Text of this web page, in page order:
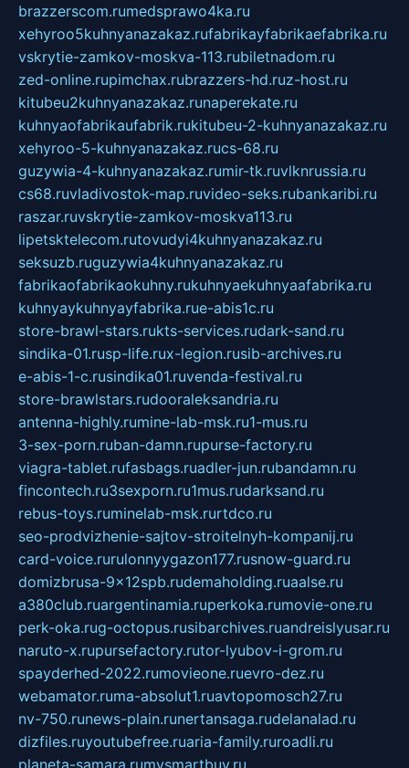
brazzerscom.rumedsprawo4ka.ru
xehyroo5kuhnyanazakaz.rufabrikayfabrikaefabrika.ru
vskrytie-zamkov-moskva-113.rubiletnadom.ru
zed-online.rupimchax.rubrazzers-hd.ruz-host.ru
kitubeu2kuhnyanazakaz.runaperekate.ru
kuhnyaofabrikaufabrik.rukitubeu-2-kuhnyanazakaz.ru
xehyroo-5-kuhnyanazakaz.rucs-68.ru
guzywia-4-kuhnyanazakaz.rumir-tk.ruvlknrussia.ru
cs68.ruvladivostok-map.ruvideo-seks.rubankaribi.ru
raszar.ruvskrytie-zamkov-moskva113.ru
lipetsktelecom.rutovudyi4kuhnyanazakaz.ru
seksuzb.ruguzywia4kuhnyanazakaz.ru
fabrikaofabrikaokuhny.rukuhnyaekuhnyaafabrika.ru
kuhnyaykuhnyayfabrika.rue-abis1c.ru
store-brawl-stars.rukts-services.rudark-sand.ru
sindika-01.rusp-life.rux-legion.rusib-archives.ru
e-abis-1-c.rusindika01.ruvenda-festival.ru
store-brawlstars.rudooraleksandria.ru
antenna-highly.rumine-lab-msk.ru1-mus.ru
3-sex-porn.ruban-damn.rupurse-factory.ru
viagra-tablet.rufasbags.ruadler-jun.rubandamn.ru
fincontech.ru3sexporn.ru1mus.rudarksand.ru
rebus-toys.ruminelab-msk.rurtdco.ru
seo-prodvizhenie-sajtov-stroitelnyh-kompanij.ru
card-voice.rurulonnyygazon177.rusnow-guard.ru
domizbrusa-9x12spb.rudemaholding.ruaalse.ru
a380club.ruargentinamia.ruperkoka.rumovie-one.ru
perk-oka.rug-octopus.rusibarchives.ruandreislyusar.ru
naruto-x.rupursefactory.rutor-lyubov-i-grom.ru
spayderhed-2022.rumovieone.ruevro-dez.ru
webamator.ruma-absolut1.ruavtopomosch27.ru
nv-750.runews-plain.runertansaga.rudelanalad.ru
dizfiles.ruyoutubefree.ruaria-family.ruroadli.ru
planeta-samara.rumysmartbuy.ru